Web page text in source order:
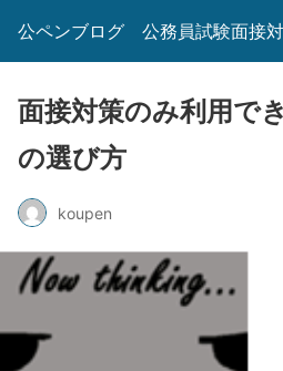
公ペンブログ 公務員試験面接
面接対策のみ利用で
の選び方
koupen